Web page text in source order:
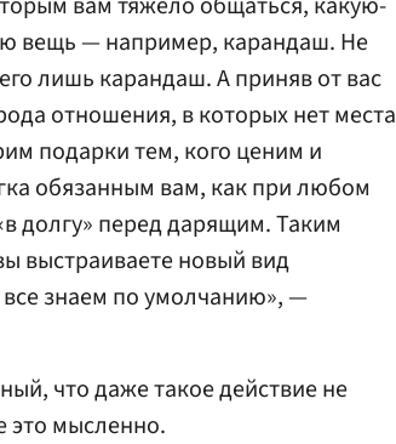
вещь — например, карандаш. Не
лишь карандаш. А приняв от вас
отношения, в которых нет места
подарки тем, кого ценим и
обязанным вам, как при любом
долгу» перед дарящим. Таким
выстраиваете новый вид
знаем по умолчанию», —
что даже такое действие не
это мысленно.